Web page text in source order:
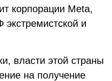
корпорации Meta,
экстремистской и
власти этой страны
на получение